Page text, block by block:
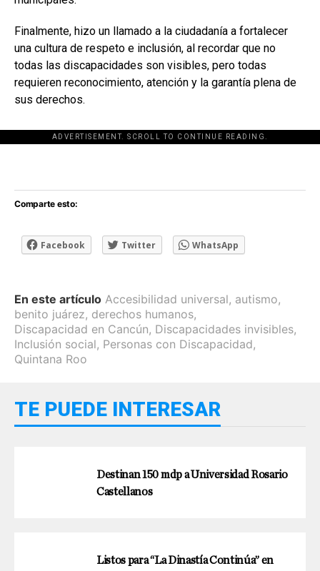
Finalmente, hizo un llamado a la ciudadanía a fortalecer
una cultura de respeto e inclusión, al recordar que no
todas las discapacidades son visibles, pero todas
requieren reconocimiento, atención y la garantía plena de
sus derechos.
ADVERTISEMENT. SCROLL TO CONTINUE READING.
[adsforwp id="243463"]
Comparte esto:
Facebook Twitter WhatsApp
En este artículo Accesibilidad universal, autismo,
benito juárez, derechos humanos,
Discapacidad en Cancún, Discapacidades invisibles,
Inclusión social, Personas con Discapacidad,
Quintana Roo
TE PUEDE INTERESAR
Destinan 150 mdp a Universidad Rosario
Castellanos
Listos para “La Dinastía Continúa” en